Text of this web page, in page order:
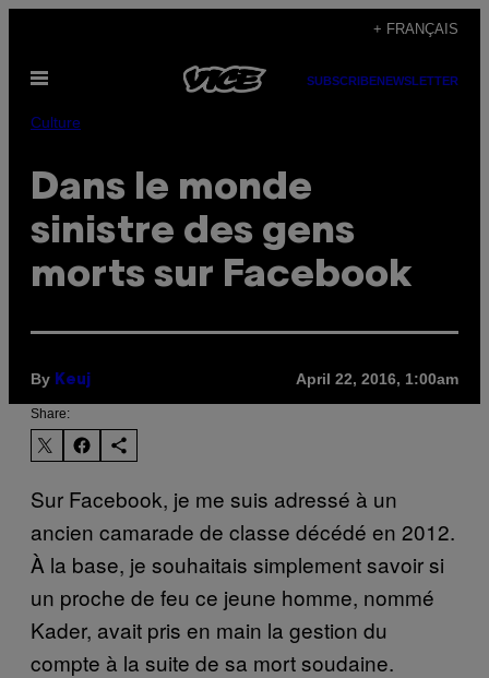
content
+ FRANÇAIS
Open
SUBSCRIBENEWSLETTER
Culture
Dans le monde
sinistre des gens
morts sur Facebook
By Keuj April 22, 2016, 1:00am
Share:
Sur Facebook, je me suis adressé à un
ancien camarade de classe décédé en 2012.
À la base, je souhaitais simplement savoir si
un proche de feu ce jeune homme, nommé
Kader, avait pris en main la gestion du
compte à la suite de sa mort soudaine.